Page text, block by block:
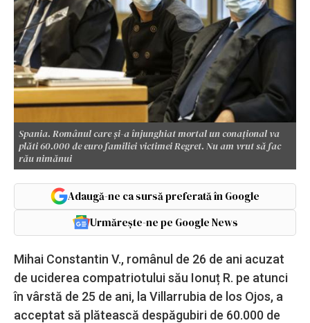
Spania. Românul care și-a înjunghiat mortal un conațional va
plăti 60.000 de euro familiei victimei Regret. Nu am vrut să fac
rău nimănui
Adaugă-ne ca sursă preferată în Google
Urmărește-ne pe Google News
Mihai Constantin V., românul de 26 de ani acuzat
de uciderea compatriotului său Ionuț R. pe atunci
în vârstă de 25 de ani, la Villarrubia de los Ojos, a
acceptat să plătească despăgubiri de 60.000 de